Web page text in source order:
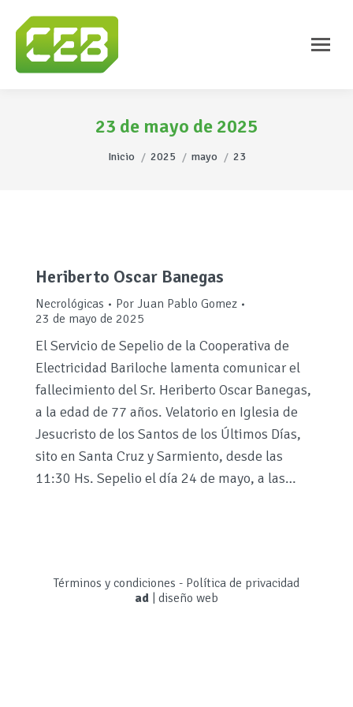
23 de mayo de 2025
Estás aquí:
Inicio 2025 mayo 23
Heriberto Oscar Banegas
Necrológicas Por Juan Pablo Gomez
23 de mayo de 2025
El Servicio de Sepelio de la Cooperativa de
Electricidad Bariloche lamenta comunicar el
fallecimiento del Sr. Heriberto Oscar Banegas,
a la edad de 77 años. Velatorio en Iglesia de
Jesucristo de los Santos de los Últimos Días,
sito en Santa Cruz y Sarmiento, desde las
11:30 Hs. Sepelio el día 24 de mayo, a las…
Términos y condiciones - Política de privacidad
ad diseño web